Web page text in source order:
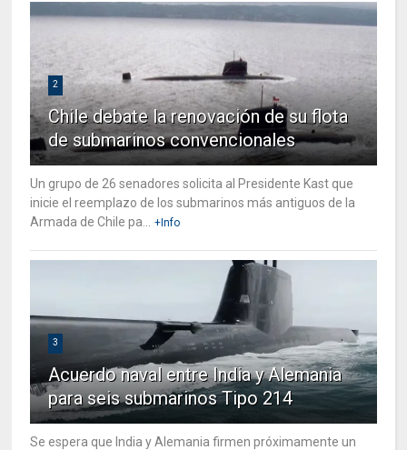
2
Chile debate la renovación de su flota
de submarinos convencionales
Un grupo de 26 senadores solicita al Presidente Kast que
inicie el reemplazo de los submarinos más antiguos de la
Armada de Chile pa...
+Info
3
Acuerdo naval entre India y Alemania
para seis submarinos Tipo 214
Se espera que India y Alemania firmen próximamente un